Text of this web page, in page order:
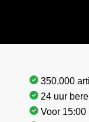
350.000
24 uur
Voor